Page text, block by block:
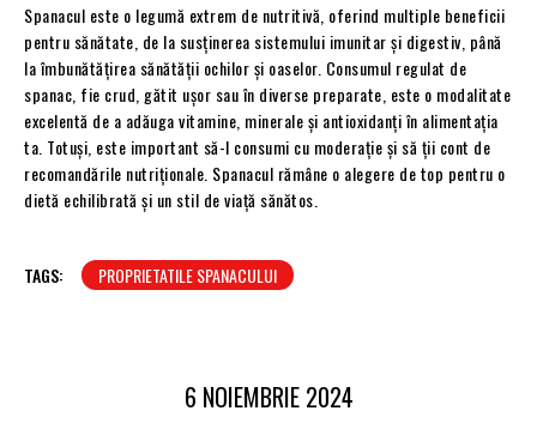
Spanacul este o legumă extrem de nutritivă, oferind multiple beneficii
pentru sănătate, de la susținerea sistemului imunitar și digestiv, până
la îmbunătățirea sănătății ochilor și oaselor. Consumul regulat de
spanac, fie crud, gătit ușor sau în diverse preparate, este o modalitate
excelentă de a adăuga vitamine, minerale și antioxidanți în alimentația
ta. Totuși, este important să-l consumi cu moderație și să ții cont de
recomandările nutriționale. Spanacul rămâne o alegere de top pentru o
dietă echilibrată și un stil de viață sănătos.
TAGS: PROPRIETATILE SPANACULUI
6 NOIEMBRIE 2024